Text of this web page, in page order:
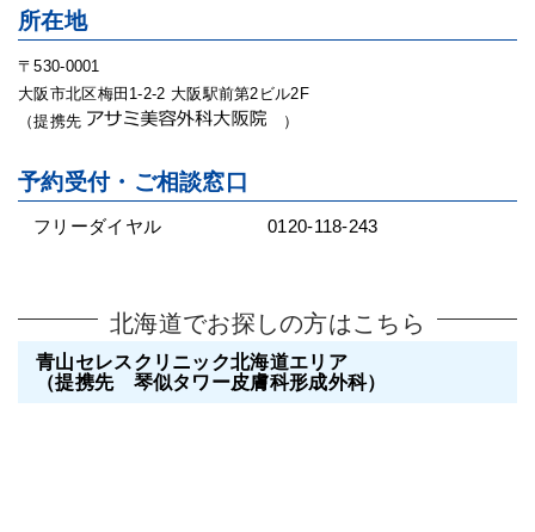
所在地
〒530-0001
大阪市北区梅田1-2-2 大阪駅前第2ビル2F
（提携先
）
予約受付・ご相談窓口
フリーダイヤル 0120-118-243
北海道でお探しの方はこちら
青山セレスクリニック北海道エリア
（提携先 琴似タワー皮膚科形成外科）